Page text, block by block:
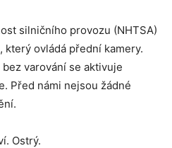
silničního provozu (NHTSA)
ovládá přední kamery.
bez varování se aktivuje
Před námi nejsou žádné
Ostrý.